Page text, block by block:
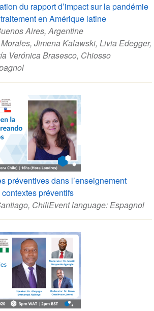
du rapport d’impact sur la pandémie
en Amérique latine
Aires, Argentine
, Jimena Kalawski, Livia Edegger,
Verónica Brasesco, Chiosso
préventives dans l’enseignement
préventifs
ChiliEvent language: Espagnol